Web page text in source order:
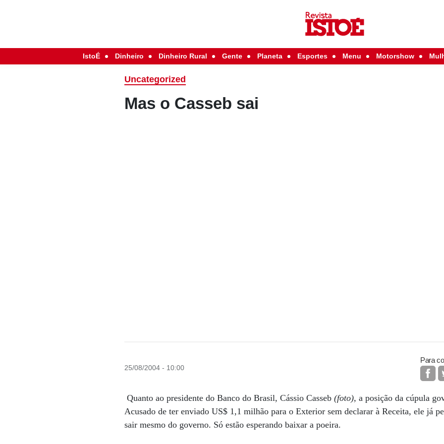
IstoÉ Dinheiro Dinheiro Rural Gente Planeta Esportes Menu Motorshow
Uncategorized
Mas o Casseb sai
25/08/2004 - 10:00
Para
Quanto ao presidente do Banco do Brasil, Cássio Casseb (foto), a posição da cúpula
Acusado de ter enviado US$ 1,1 milhão para o Exterior sem declarar à Receita, ele já
sair mesmo do governo. Só estão esperando baixar a poeira.